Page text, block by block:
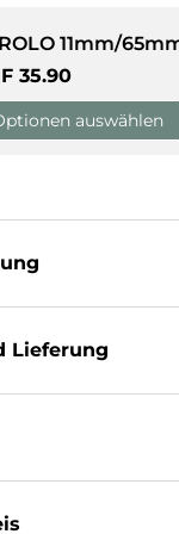
laden
11mm/
Preis
35.90
auswählen
Lieferung